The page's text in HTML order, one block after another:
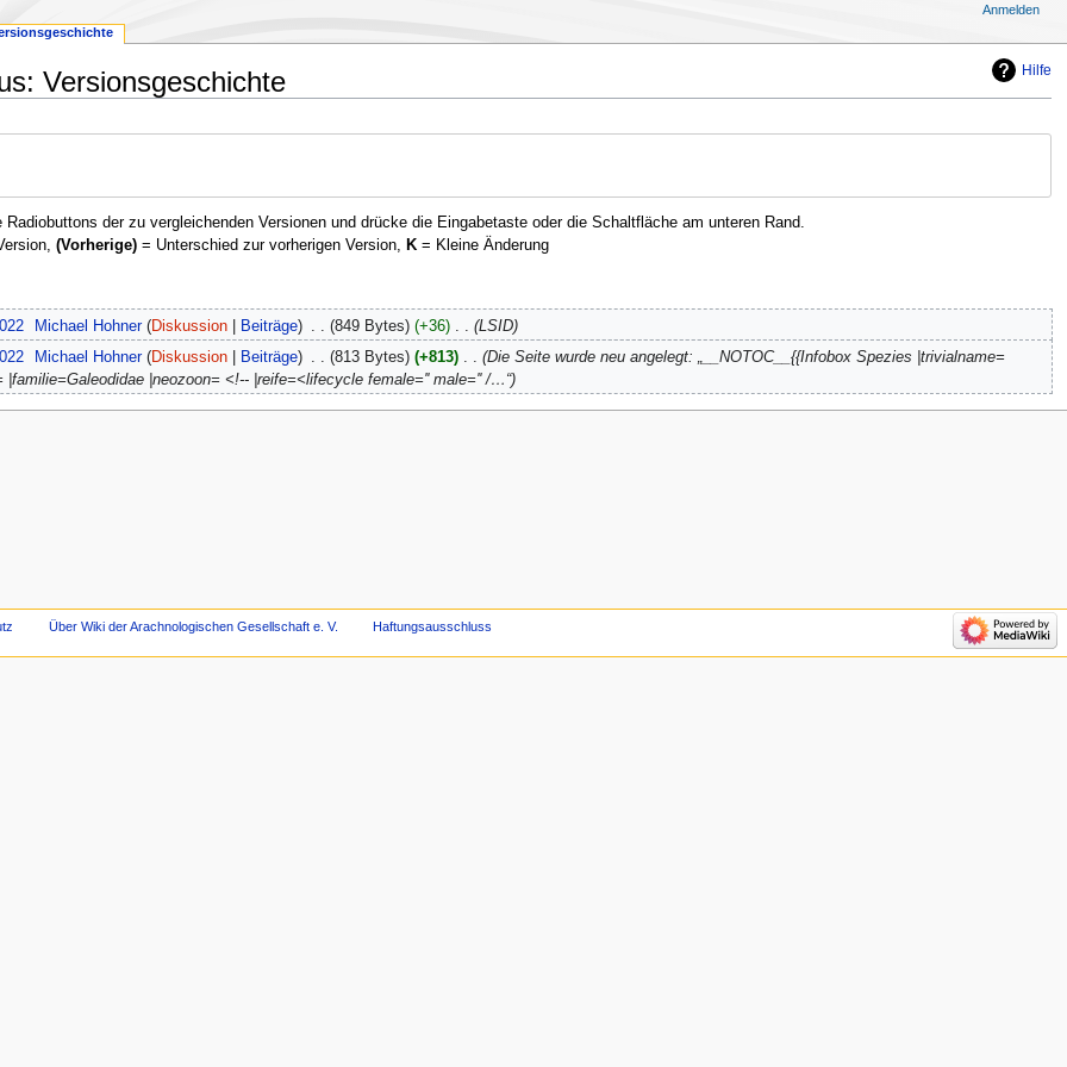
Hilfe
Versionsgeschichte
der zu vergleichenden Versionen und drücke die Eingabetaste oder die Schaltfläche am unteren Rand.
(Vorherige)= Unterschied zur vorherigen Version, K= Kleine Änderung
‎ Michael Hohner Diskussion Beiträge 849 Bytes +36 ‎ LSID
‎ Michael Hohner Diskussion Beiträge 813 Bytes +813 ‎
Die Seite wurde neu angelegt: „__NOTOC__{{Infobox Spezies |trivialname=
|familie=Galeodidae |neozoon= <!-- |reife=<lifecycle female='' male='' /…“
Anmelden
Über Wiki der Arachnologischen Gesellschaft e. V. Haftungsausschluss